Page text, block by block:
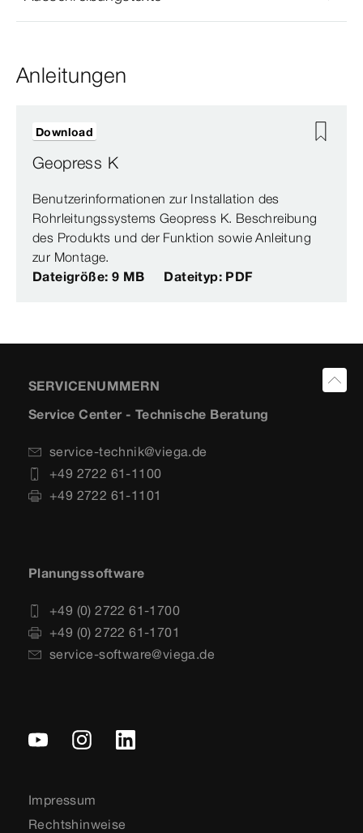
Anleitungen
Geopress K
Benutzerinformationen zur Installation des
Rohrleitungssystems Geopress K. Beschreibung
des Produkts und der Funktion sowie Anleitung
zur Montage.
Dateigröße: 9 MB
Dateityp: PDF
Download
SERVICENUMMERN
Service Center - Technische Beratung
service-technik@viega.de
+49 2722 61-1100
+49 2722 61-1101
Planungssoftware
+49 (0) 2722 61-1700
+49 (0) 2722 61-1701
service-software@viega.de
Impressum
Rechtshinweise